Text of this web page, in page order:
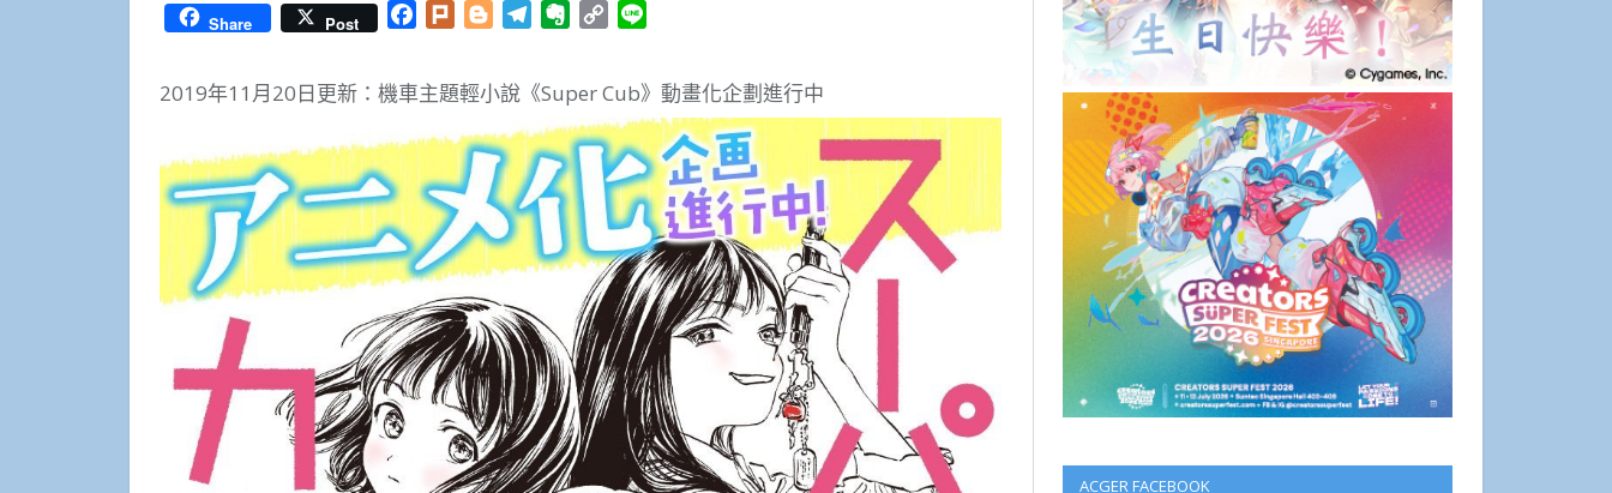
Share Post Facebook
Plurk BloggerTelegramEvernote
Copy
2019年11月20日更新：機車主題輕小說《Super Cub》動畫化企劃進行中
ACGER FACEBOOK